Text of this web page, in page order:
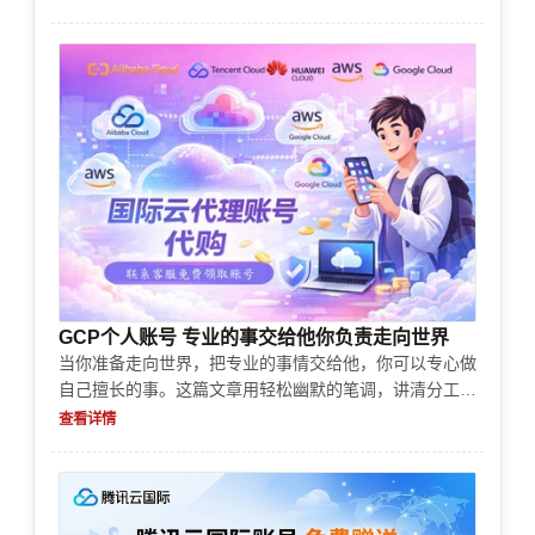
雷，轻松搞定支付难题。
GCP个人账号 专业的事交给他你负责走向世界
当你准备走向世界，把专业的事情交给他，你可以专心做
自己擅长的事。这篇文章用轻松幽默的笔调，讲清分工为
何重要、如何挑选合适“他”、合作中的常见坑与实用策
查看详情